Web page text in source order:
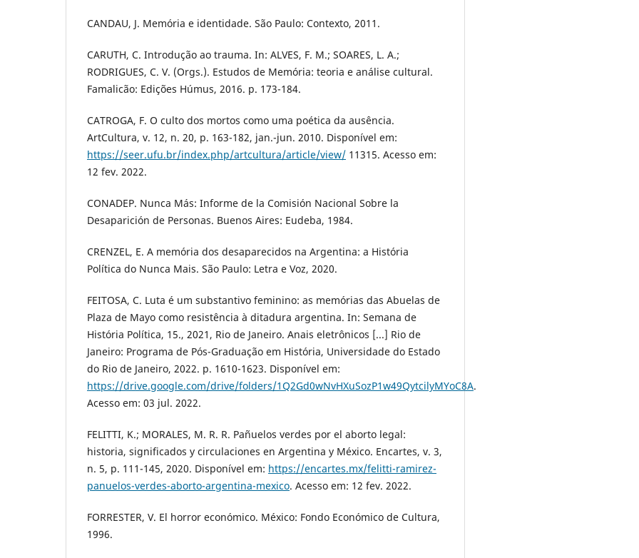
CANDAU, J. Memória e identidade. São Paulo: Contexto, 2011.
CARUTH, C. Introdução ao trauma. In: ALVES, F. M.; SOARES, L. A.;
RODRIGUES, C. V. (Orgs.). Estudos de Memória: teoria e análise cultural.
Famalicão: Edições Húmus, 2016. p. 173-184.
CATROGA, F. O culto dos mortos como uma poética da ausência.
ArtCultura, v. 12, n. 20, p. 163-182, jan.-jun. 2010. Disponível em:
https://seer.ufu.br/index.php/artcultura/article/view/ 11315. Acesso em:
12 fev. 2022.
CONADEP. Nunca Más: Informe de la Comisión Nacional Sobre la
Desaparición de Personas. Buenos Aires: Eudeba, 1984.
CRENZEL, E. A memória dos desaparecidos na Argentina: a História
Política do Nunca Mais. São Paulo: Letra e Voz, 2020.
FEITOSA, C. Luta é um substantivo feminino: as memórias das Abuelas de
Plaza de Mayo como resistência à ditadura argentina. In: Semana de
História Política, 15., 2021, Rio de Janeiro. Anais eletrônicos [...] Rio de
Janeiro: Programa de Pós-Graduação em História, Universidade do Estado
do Rio de Janeiro, 2022. p. 1610-1623. Disponível em:
https://drive.google.com/drive/folders/1Q2Gd0wNvHXuSozP1w49QytcilyMYoC8A.
Acesso em: 03 jul. 2022.
FELITTI, K.; MORALES, M. R. R. Pañuelos verdes por el aborto legal:
historia, significados y circulaciones en Argentina y México. Encartes, v. 3,
n. 5, p. 111-145, 2020. Disponível em: https://encartes.mx/felitti-ramirez-
panuelos-verdes-aborto-argentina-mexico. Acesso em: 12 fev. 2022.
FORRESTER, V. El horror económico. México: Fondo Económico de Cultura,
1996.